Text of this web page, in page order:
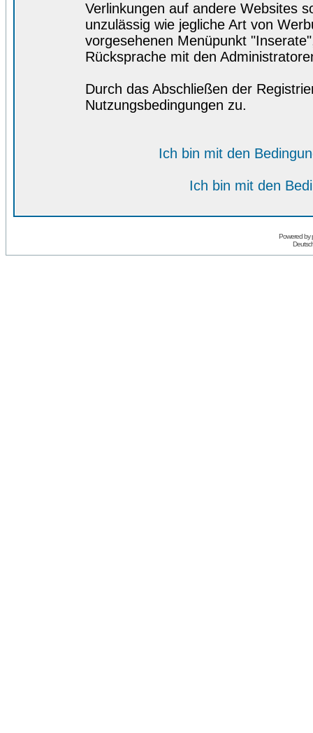
Verlinkungen auf andere Websites
unzulässig wie jegliche Art von
vorgesehenen Menüpunkt
Rücksprache mit den
Durch das Abschließen der
Nutzungsbedingungen zu.
Ich bin mit den
Ich bin mit den
Powered by